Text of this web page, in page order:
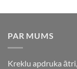
PAR MUMS
Kreklu apdruka